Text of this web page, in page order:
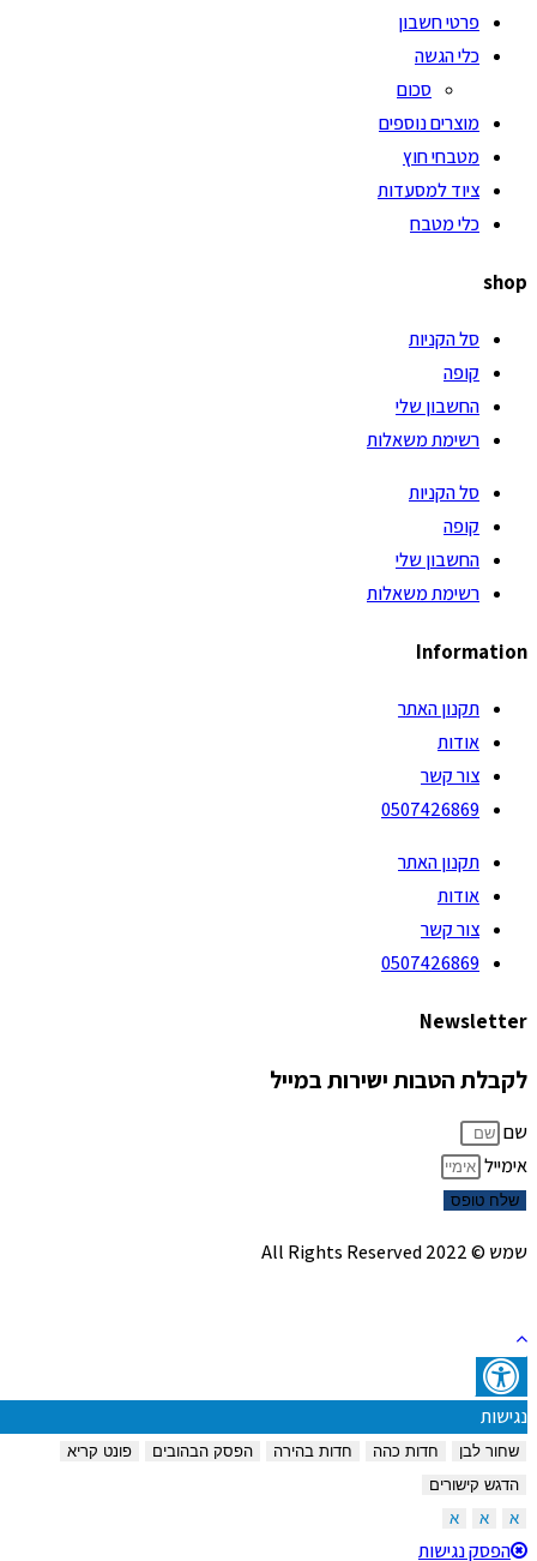
פרטי חשבון
כלי הגשה
סכום
מוצרים נוספים
מטבחי חוץ
ציוד למסעדות
כלי מטבח
shop
סל הקניות
קופה
החשבון שלי
רשימת משאלות
סל הקניות
קופה
החשבון שלי
רשימת משאלות
Information
תקנון האתר
אודות
צור קשר
0507426869
תקנון האתר
אודות
צור קשר
0507426869
Newsletter
לקבלת הטבות ישירות במייל
שם
אימייל
שלח טופס
שמש © 2022 All Rights Reserved
נגישות
שחור לבן חדות כהה חדות בהירה הפסק הבהובים
פונט קריא
הדגש קישורים
הפסק נגישות